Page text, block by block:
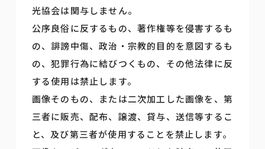
光協会は関与しません。
公序良俗に反するもの、著作権等を侵害するも
の、誹謗中傷、政治・宗教的目的を意図するも
の、犯罪行為に結びつくもの、その他法律に反
する使用は禁止します。
画像そのもの、または二次加工した画像を、第
三者に販売、配布、譲渡、貸与、送信等するこ
と、及び第三者が使用することを禁止します。